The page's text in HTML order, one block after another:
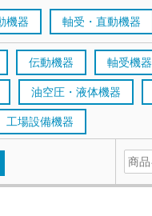
機器 軸受・直動機器
伝動機器 軸受機器
油空圧・液体機器
工場設備機器